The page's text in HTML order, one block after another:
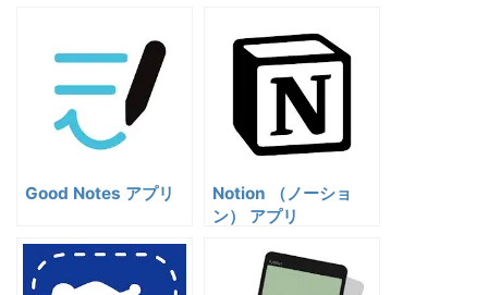
Good Notes アプリ
Notion （ノーショ
ン） アプリ